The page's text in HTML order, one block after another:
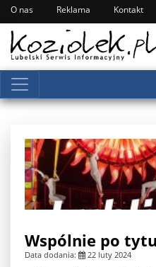
O nas Reklama Kontakt
Wspólnie po
Data dodania: 22 luty 2024